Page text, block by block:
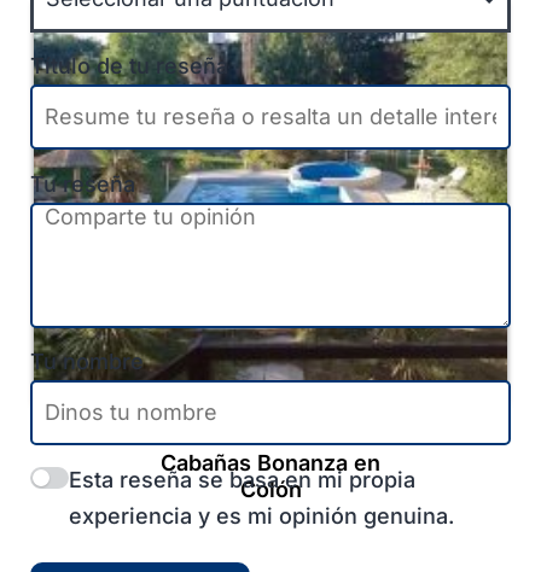
Cabañas Bonanza en
Colón
Título de tu reseña
Tu reseña
Tu nombre
Esta reseña se basa en mi propia
experiencia y es mi opinión genuina.